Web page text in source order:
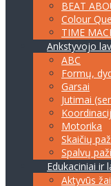
BEAT
Colour
TIME
Ankstyvojo
ABC
Formų,
Garsai
Jutimai
Motorika
Skaičių
Spalvų
Edukaciniai ir
Aktyvūs